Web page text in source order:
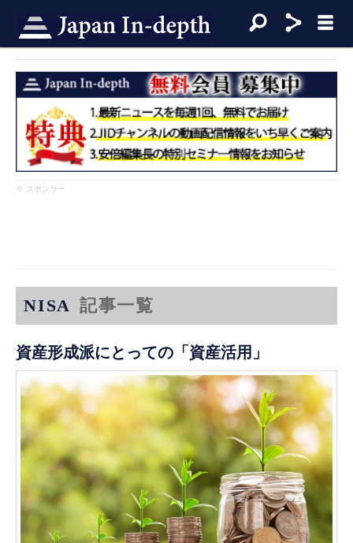
※ スポンサー
NISA 記事一覧
資産形成派にとっての「資産活用」